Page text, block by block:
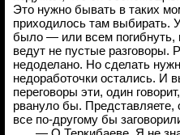
Это нужно бывать в таких
приходилось там
было — или всем погибнуть,
ведут не пустые разговоры.
недоделано. Но сделать
недоработочки остались. И
переговоры эти, один
рвануло бы. Представляете,
все по-другому бы